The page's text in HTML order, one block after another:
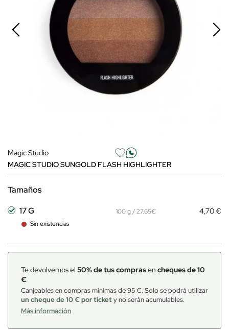
Magic Studio
MAGIC STUDIO SUNGOLD FLASH HIGHLIGHTER
Tamaños
17 G
Sin existencias
100 g / 27.65€ 4,70 €
Te devolvemos el 50% de tus comprasen cheques de 10
€
Canjeables en compras mínimas de 95 €. Solo se podrá utilizar
un cheque de 10 € por tickety no serán acumulables.
Más información